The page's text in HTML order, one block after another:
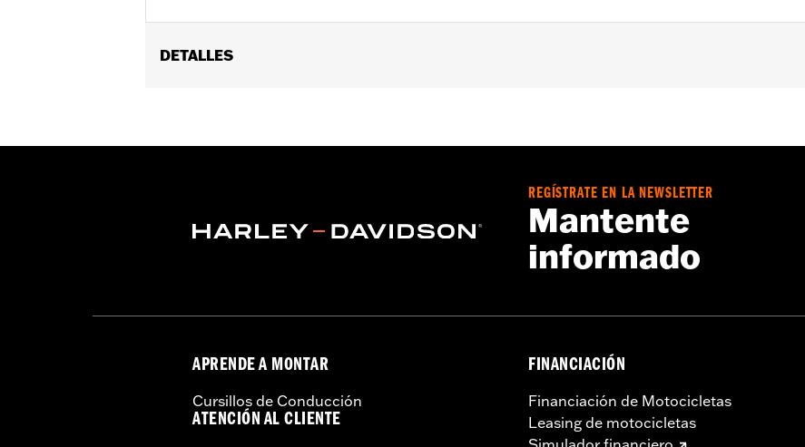
DETALLES
Origen:Importado
REGÍSTRATE EN LA NEWSLETTER
Mantente
informado
APRENDE A MONTAR
Cursillos de Conducción
ATENCIÓN AL CLIENTE
FINANCIACIÓN
Financiación de Motocicletas
Leasing de motocicletas